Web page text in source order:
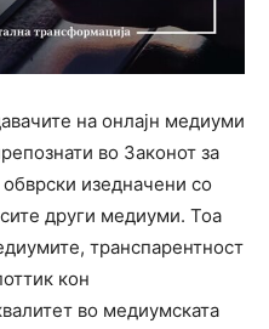
на онлајн медиуми
во Законот за
изедначени со
други медиуми. Тоа
транспарентност
кон
во медиумската